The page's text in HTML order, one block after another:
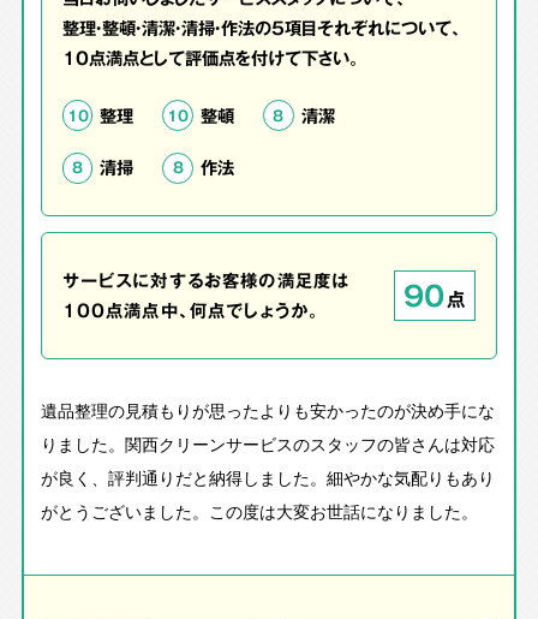
整理・整頓・清潔・清掃・作法の5項目それぞれについて、
10点満点として評価点を付けて下さい。
10 整理 10 整頓 8 清潔
8 清掃 8 作法
サービスに対するお客様の満足度は
100点満点中、何点でしょうか。
90点
遺品整理の見積もりが思ったよりも安かったのが決め手にな
りました。関西クリーンサービスのスタッフの皆さんは対応
が良く、評判通りだと納得しました。細やかな気配りもあり
がとうございました。この度は大変お世話になりました。